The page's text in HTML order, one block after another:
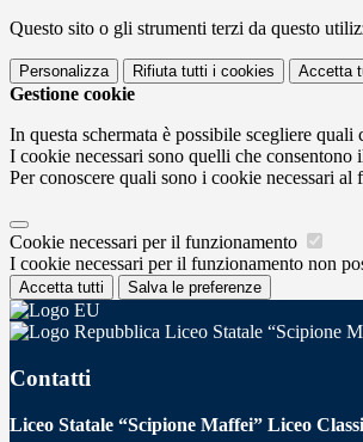
Questo sito o gli strumenti terzi da questo
Personalizza Rifiuta tutti i cookies Accetta
Gestione cookie
In questa schermata è possibile scegliere quali
I cookie necessari sono quelli che
Per conoscere quali sono i cookie necessari
Cookie necessari per il funzionamento
I cookie necessari per il funzionamento non
Accetta tutti Salva le preferenze
Liceo Statale “Scipione
Contatti
Liceo Statale “Scipione Maffei” Liceo